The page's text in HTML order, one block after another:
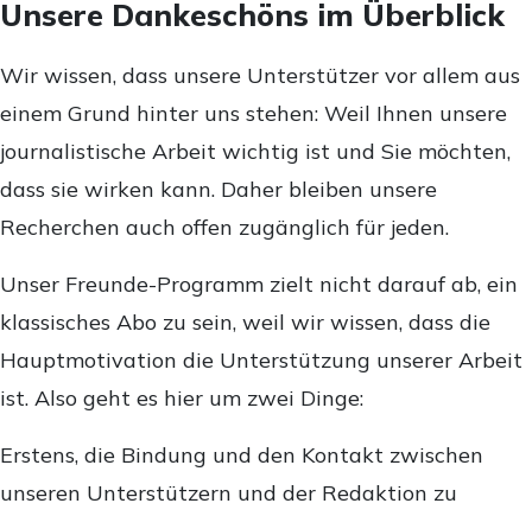
Unsere Dankeschöns im Überblick
Wir wissen, dass unsere Unterstützer vor allem aus
einem Grund hinter uns stehen: Weil Ihnen unsere
journalistische Arbeit wichtig ist und Sie möchten,
dass sie wirken kann. Daher bleiben unsere
Recherchen auch offen zugänglich für jeden.
Unser Freunde-Programm zielt nicht darauf ab, ein
klassisches Abo zu sein, weil wir wissen, dass die
Hauptmotivation die Unterstützung unserer Arbeit
ist. Also geht es hier um zwei Dinge:
Erstens, die Bindung und den Kontakt zwischen
unseren Unterstützern und der Redaktion zu